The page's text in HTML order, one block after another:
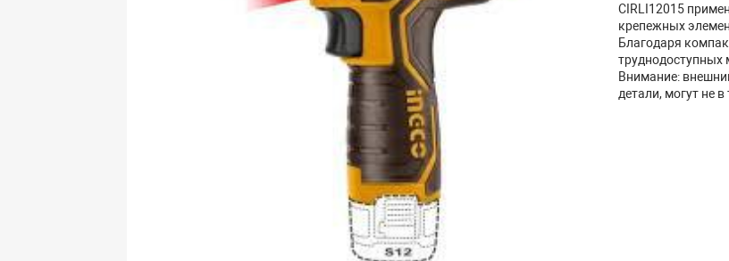
CIRLI12015
крепежных
Благодаря
труднодоступных
Внимание:
детали, могут не